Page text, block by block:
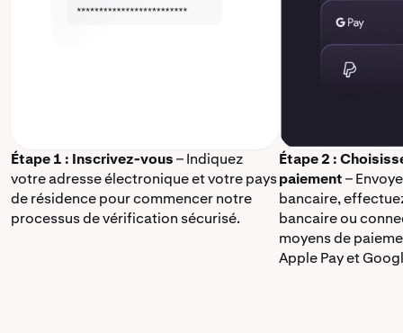
Étape 1 : Inscrivez-vous– Indiquez
votre adresse électronique et votre pays
de résidence pour commencer notre
processus de vérification sécurisé.
Étape 2 :
paiement–
bancaire,
bancaire ou
moyens de
Apple Pay et